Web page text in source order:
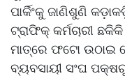
ପାର୍କିଂକୁ ଜାଣିଶୁଣି
ଟ୍ରାଫିକ୍‌‌ କର୍ମଚାରୀ
ମାତ୍ରେ ଫଟୋ ଉଠାଇ
ବ୍ୟବସାୟୀ ସଂଘ